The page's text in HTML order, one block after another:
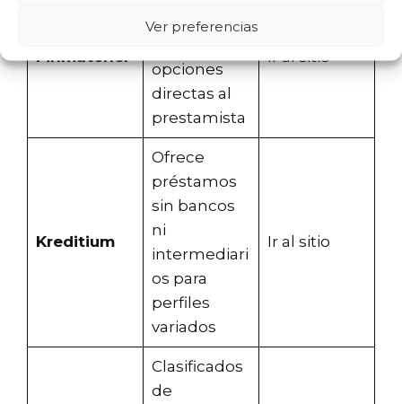
Ver preferencias
Finmatcher
comparador
opciones
directas al
prestamista
Ir al sitio
Kreditium
Ofrece
préstamos
sin bancos
ni
intermediari
os para
perfiles
variados
Ir al sitio
Clasificados
de